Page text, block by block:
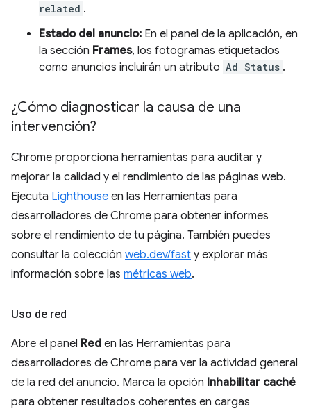
related .
Estado del anuncio: En el panel de la aplicación, en
la sección Frames, los fotogramas etiquetados
como anuncios incluirán un atributo Ad Status .
¿Cómo diagnosticar la causa de una
intervención?
Chrome proporciona herramientas para auditar y
mejorar la calidad y el rendimiento de las páginas web.
Ejecuta Lighthouse en las Herramientas para
desarrolladores de Chrome para obtener informes
sobre el rendimiento de tu página. También puedes
consultar la colección web.dev/fast y explorar más
información sobre las métricas web.
Uso de red
Abre el panel Red en las Herramientas para
desarrolladores de Chrome para ver la actividad general
de la red del anuncio. Marca la opción Inhabilitar caché
para obtener resultados coherentes en cargas